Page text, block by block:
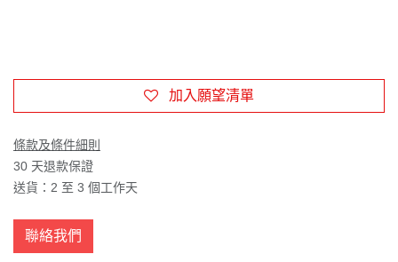
加入願望清單
條款及條件細則
30 天退款保證
送貨：2 至 3 個工作天
聯絡我們